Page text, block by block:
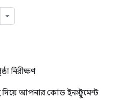
নিরীক্ষণ
আপনার কোড ইনস্ট্রুমেন্ট